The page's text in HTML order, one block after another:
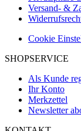
Versand- &
Cookie
SHOPSERVICE
Als Kunde
Ihr Konto
Merkzettel
Newsletter